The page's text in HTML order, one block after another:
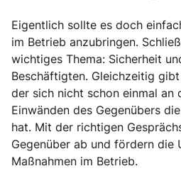
Eigentlich sollte es doch
im Betrieb anzubringen.
wichtiges Thema: Sicherheit
Beschäftigten. Gleichzeitig
der sich nicht schon einmal an
Einwänden des Gegenübers
hat. Mit der richtigen
Gegenüber ab und fördern die
Maßnahmen im Betrieb.